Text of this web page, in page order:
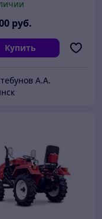
руб.
Купить
А.А.